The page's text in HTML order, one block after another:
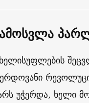
უჭერდა, ხელი